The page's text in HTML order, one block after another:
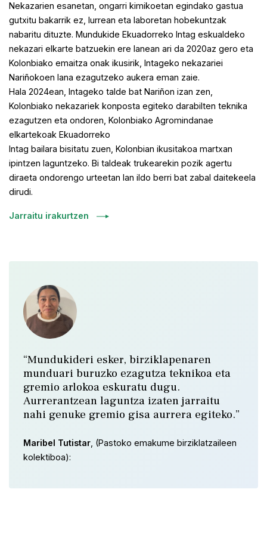
Nekazarien esanetan, ongarri kimikoetan egindako gastua
gutxitu bakarrik ez, lurrean eta laboretan hobekuntzak
nabaritu dituzte. Mundukide Ekuadorreko Intag eskualdeko
nekazari elkarte batzuekin ere lanean ari da 2020az gero eta
Kolonbiako emaitza onak ikusirik, Intageko nekazariei
Nariñokoen lana ezagutzeko aukera eman zaie.
Hala 2024ean, Intageko talde bat Nariñon izan zen,
Kolonbiako nekazariek konposta egiteko darabilten teknika
ezagutzen eta ondoren, Kolonbiako Agromindanae
elkartekoak Ekuadorreko
Intag bailara bisitatu zuen, Kolonbian ikusitakoa martxan
ipintzen laguntzeko. Bi taldeak trukearekin pozik agertu
diraeta ondorengo urteetan lan ildo berri bat zabal daitekeela
dirudi.
Jarraitu irakurtzen
“Mundukideri esker, birziklapenaren
munduari buruzko ezagutza teknikoa eta
gremio arlokoa eskuratu dugu.
Aurrerantzean laguntza izaten jarraitu
nahi genuke gremio gisa aurrera egiteko.”
Maribel Tutistar , (Pastoko emakume birziklatzaileen
kolektiboa):